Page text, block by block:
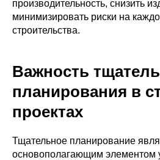
производительность, снизить
минимизировать риски на
строительства.
Важность
планирования в
проектах
Тщательное планирование
основополагающим элементом